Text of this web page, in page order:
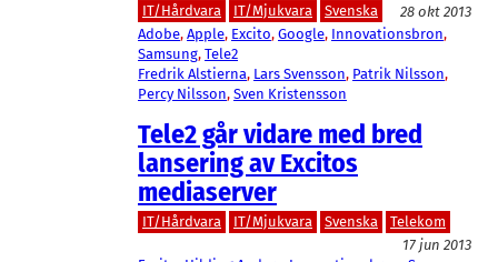
IT/Hårdvara IT/Mjukvara Svenska
28 okt 2013
Adobe, Apple, Excito, Google, Innovationsbron
Samsung, Tele2
Fredrik Alstierna, Lars Svensson, Patrik Nilsson
Percy Nilsson, Sven Kristensson
Tele2 går vidare med bred
lansering av Excitos
mediaserver
IT/Hårdvara IT/Mjukvara Svenska
Telekom
17 jun 2013